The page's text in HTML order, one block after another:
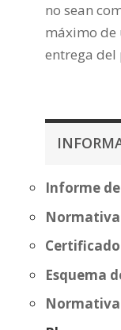
no sean
máximo de
entrega
Informe
Normativa
Esquema